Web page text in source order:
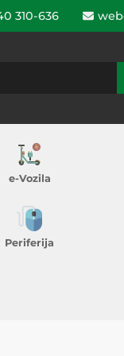
310-636
e-Vozila
Periferija